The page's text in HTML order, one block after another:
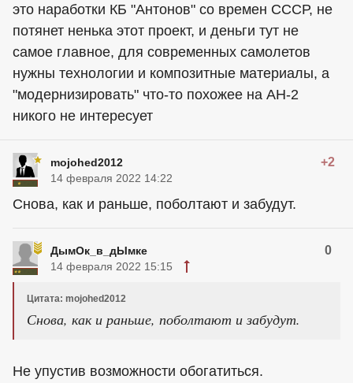
это наработки КБ "Антонов" со времен СССР, не
потянет ненька этот проект, и деньги тут не
самое главное, для современных самолетов
нужны технологии и композитные материалы, а
"модернизировать" что-то похожее на АН-2
никого не интересует
mojohed2012 +2
14 февраля 2022 14:22
Снова, как и раньше, поболтают и забудут.
ДымОк_в_дЫмке 0
14 февраля 2022 15:15
Цитата: mojohed2012
Снова, как и раньше, поболтают и забудут.
Не упустив возможности обогатиться.